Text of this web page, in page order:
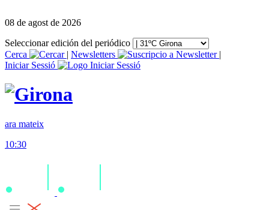
08 de agost de 2026
Seleccionar edición del periódico
Cerca
| Newsletters
|
Iniciar Sessió
ara mateix
10:30